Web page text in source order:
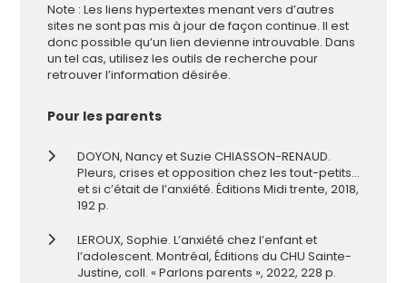
Note : Les liens hypertextes menant vers d’autres
sites ne sont pas mis à jour de façon continue. Il est
donc possible qu’un lien devienne introuvable. Dans
un tel cas, utilisez les outils de recherche pour
retrouver l’information désirée.
Pour les parents
DOYON, Nancy et Suzie CHIASSON-RENAUD.
Pleurs, crises et opposition chez les tout-petits…
et si c’était de l’anxiété. Éditions Midi trente, 2018,
192 p.
LEROUX, Sophie. L’anxiété chez l’enfant et
l’adolescent. Montréal, Éditions du CHU Sainte-
Justine, coll. « Parlons parents », 2022, 228 p.